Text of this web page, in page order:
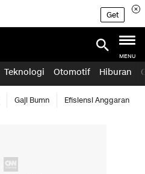
Get
MENU
Teknologi Otomotif Hiburan
Gaji Bumn Efisiensi Anggaran